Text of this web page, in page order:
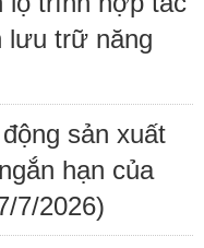
lưu trữ năng
sản xuất
hạn của
7/2026)